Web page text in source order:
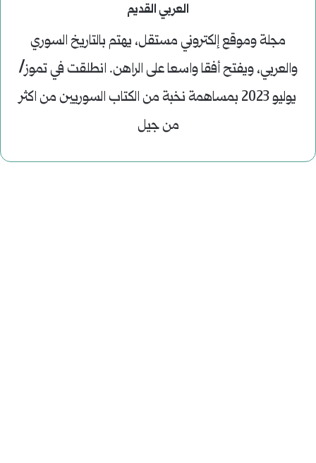
العربي القديم
مجلة وموقع إلكتروني مستقل، يهتم بالتاريخ السوري
والعربي، ويفتح أفقا واسعا على الراهن. انطلقت في تموز/
يوليو 2023 بمساهمة نخبة من الكتاب السوريين من اكثر
من جيل